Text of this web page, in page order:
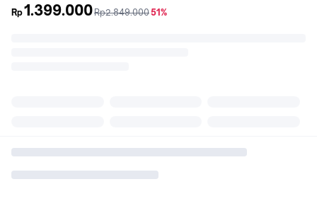
Rp1.399.000sebelum
Rp2.849.000diskon
51%